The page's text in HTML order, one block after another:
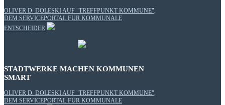
OLIVER D. DOLESKI AUF "TREFFPUNKT KOMMUNE",
DEM SERVICEPORTAL FÜR KOMMUNALE
ENTSCHEIDER
STADTWERKE MACHEN KOMMUNEN
SMART
OLIVER D. DOLESKI AUF "TREFFPUNKT KOMMUNE",
DEM SERVICEPORTAL FÜR KOMMUNALE